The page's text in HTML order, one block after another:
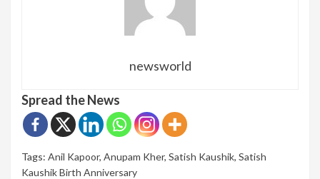
newsworld
Spread the News
Tags: Anil Kapoor, Anupam Kher, Satish Kaushik, Satish
Kaushik Birth Anniversary